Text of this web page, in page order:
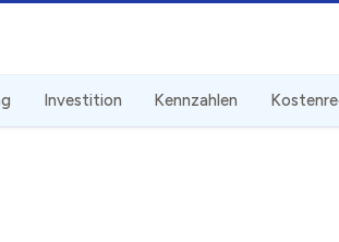
Investition Kennzahlen